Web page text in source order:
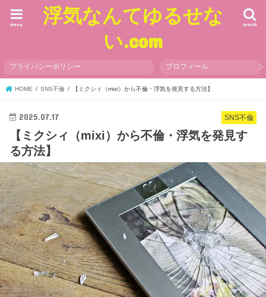
浮気なんてゆるせな
い.com
search
menu
プライバシーポリシー プロフィール
HOME SNS不倫 【ミクシィ（mixi）から不倫・浮気を発見する方法】
SNS不倫
2025.07.17
【ミクシィ（mixi）から不倫・浮気を発見す
る方法】